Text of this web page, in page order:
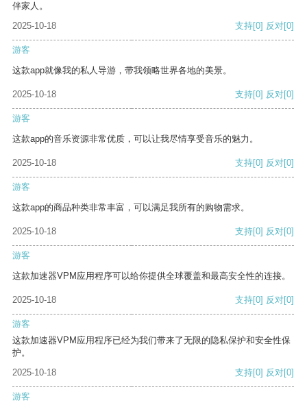
伴家人。
2025-10-18
支持[0] 反对[0]
游客
这款app就像我的私人导游，带我领略世界各地的美景。
2025-10-18 支持[0] 反对[0]
游客
这款app的音乐资源非常优质，可以让我尽情享受音乐的魅力。
2025-10-18 支持[0] 反对[0]
游客
这款app的商品种类非常丰富，可以满足我所有的购物需求。
2025-10-18 支持[0] 反对[0]
游客
这款加速器VPM应用程序可以给你提供全球覆盖和最高安全性的连接。
2025-10-18 支持[0] 反对[0]
游客
这款加速器VPM应用程序已经为我们带来了无限的隐私保护和安全性保
护。
2025-10-18
支持[0] 反对[0]
游客